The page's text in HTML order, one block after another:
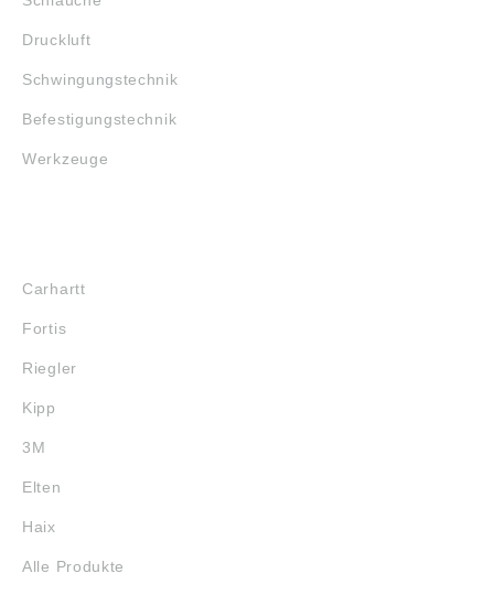
Druckluft
Schwingungstechnik
Befestigungstechnik
Werkzeuge
Carhartt
Fortis
Riegler
Kipp
3M
Elten
Haix
Alle Produkte